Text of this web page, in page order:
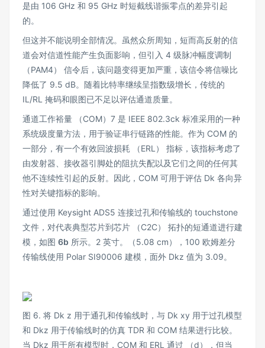
是由 106 GHz 和 95 GHz 时短截线谐振零点的差异引起
的。
但这并不能说明全部情况。虽然众所周知，短而高反射的信
道会对信道性能产生负面影响，但引入 4 级脉冲幅度调制
（PAM4） 信令后，该问题变得更加严重，该信令将信噪比
降低了 9.5 dB。随着比特率继续呈指数级增长，传统的
IL/RL 掩码和眼图已不足以评估通道质量。
通道工作裕量 （COM）7 是 IEEE 802.3ck 标准采用的一种
系统级度量方法，用于验证串行链路的性能。作为 COM 的
一部分，有一个有效回波损耗 （ERL） 指标，该指标考虑了
由发射器、接收器引脚处的阻抗失配以及它们之间的任何其
他不连续性引起的反射。因此，COM 可用于评估 Dk 各向异
性对关键指标的影响。
通过使用 Keysight ADS5 连接过孔和传输线的 touchstone
文件，对代表典型芯片到芯片 （C2C） 拓扑的短通道进行建
模，如图 6b 所示。2 英寸。（5.08 cm），100 欧姆差分
传输线使用 Polar SI90006 建模，面外 Dkz 值为 3.09。
图 6. 将 Dk z 用于通孔和传输线时，与 Dk xy 用于过孔模型
和 Dkz 用于传输线时的仿真 TDR 和 COM 结果进行比较。
当 Dkz 用于所有模型时，COM 和 ERL 通过 （d），但当